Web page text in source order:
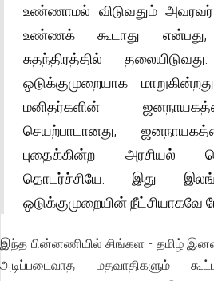
உண்ணாமல் விடுவதும்
உண்ணக் கூடாது
சுதந்திரத்தில்
ஒடுக்குமுறையாக
மனிதர்களின்
செயற்பாடானது,
புதைக்கின்ற அரசியல்
தொடர்ச்சியே. இது
ஒடுக்குமுறையின் நீட்சியாகவே
இந்த பின்னணியில் சிங்கள - தமிழ்
அடிப்படைவாத மதவாதிகளும்